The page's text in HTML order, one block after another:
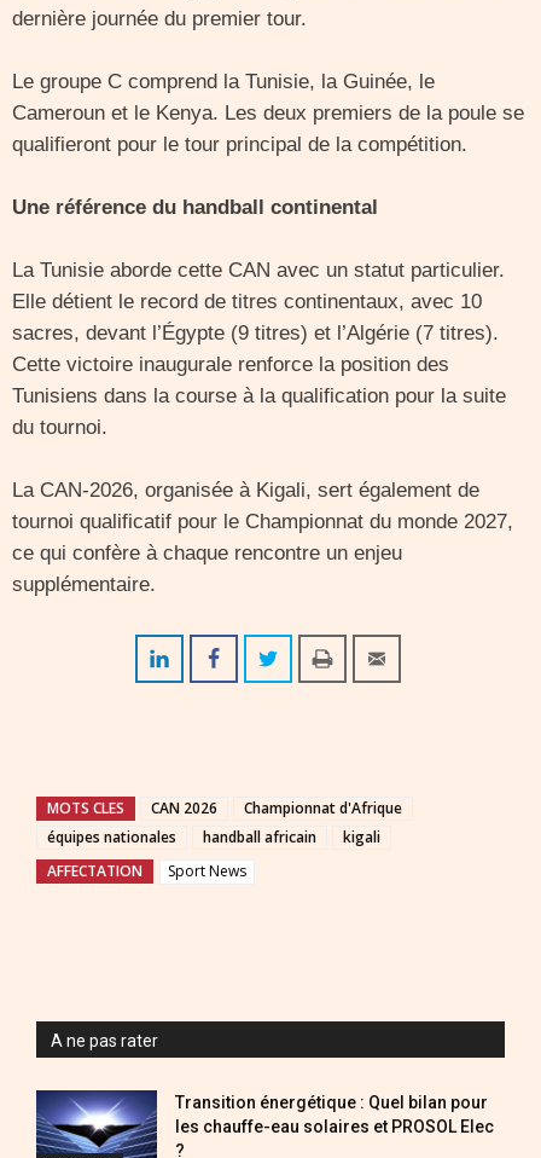
dernière journée du premier tour.
Le groupe C comprend la Tunisie, la Guinée, le
Cameroun et le Kenya. Les deux premiers de la poule se
qualifieront pour le tour principal de la compétition.
Une référence du handball continental
La Tunisie aborde cette CAN avec un statut particulier.
Elle détient le record de titres continentaux, avec 10
sacres, devant l’Égypte (9 titres) et l’Algérie (7 titres).
Cette victoire inaugurale renforce la position des
Tunisiens dans la course à la qualification pour la suite
du tournoi.
La CAN-2026, organisée à Kigali, sert également de
tournoi qualificatif pour le Championnat du monde 2027,
ce qui confère à chaque rencontre un enjeu
supplémentaire.
MOTS CLES CAN 2026
Championnat d'Afrique
équipes nationales
handball africain
kigali
AFFECTATION
Sport News
A ne pas rater
Transition énergétique : Quel bilan pour
les chauffe-eau solaires et PROSOL Elec
?